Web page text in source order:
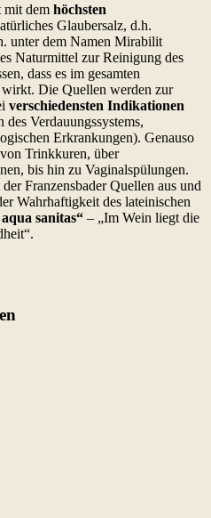
mit dem höchsten
Glaubersalz, d.h.
unter dem Namen Mirabilit
Naturmittel zur Reinigung des
dass es im gesamten
Die Quellen werden zur
verschiedensten Indikationen
Verdauungssystems,
Erkrankungen). Genauso
Trinkkuren, über
bis hin zu Vaginalspülungen.
Franzensbader Quellen aus und
Wahrhaftigkeit des lateinischen
sanitas“ – „Im Wein liegt die